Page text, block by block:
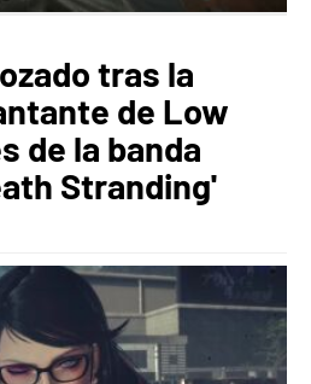
tras la
de Low
de la banda
Stranding'